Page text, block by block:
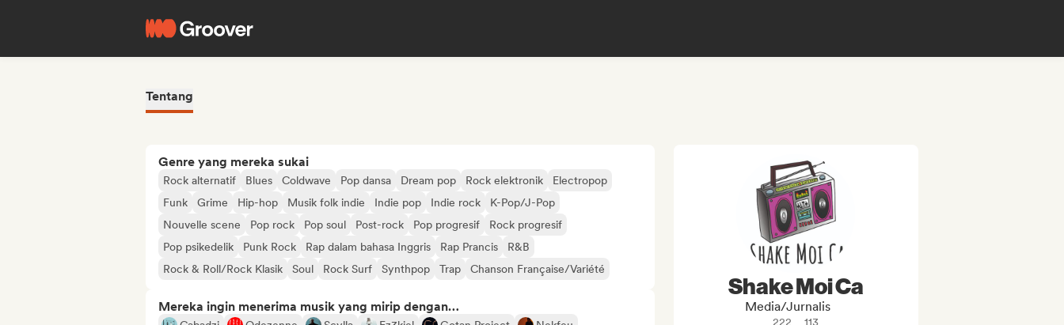
Tentang
Genre yang mereka sukai
Rock alternatif Blues Coldwave Pop dansa Dream pop Rock elektronik
Electropop
Funk
Grime Hip-hop Musik folk indie Indie pop Indie rock
K-Pop/J-Pop
Nouvelle scene
Pop rock Pop soul Post-rock Pop progresif
Rock progresif
Pop psikedelik
Punk Rock Rap dalam bahasa Inggris Rap Prancis
R&B
Rock & Roll/Rock Klasik
Soul Rock Surf Synthpop Trap Chanson Française/Variété
Mereka ingin menerima musik yang mirip dengan…
Shake Moi Ca
Media/Jurnalis
222 113